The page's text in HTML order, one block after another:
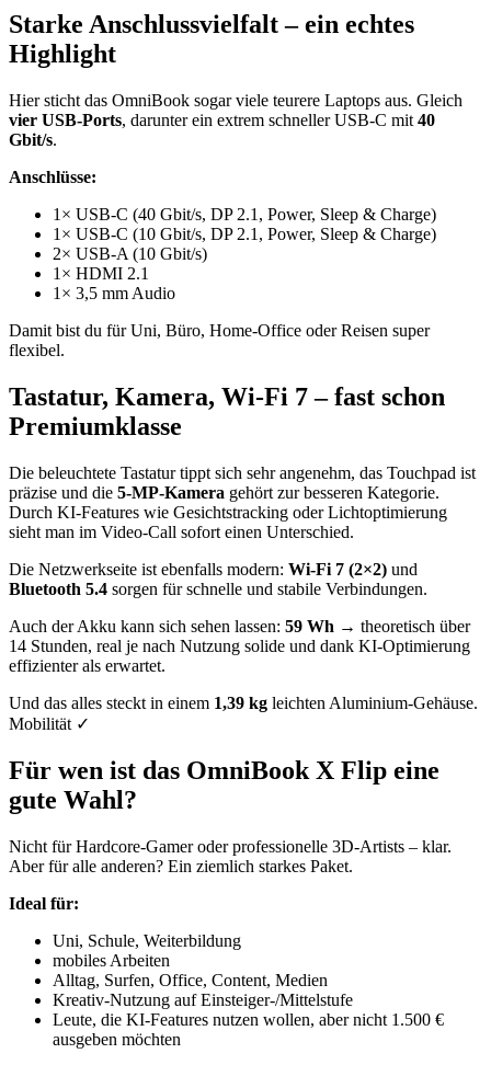
Starke Anschlussvielfalt – ein echtes
Highlight
Hier sticht das OmniBook sogar viele teurere Laptops aus. Gleich
vier USB-Ports, darunter ein extrem schneller USB-C mit 40
Gbit/s.
Anschlüsse:
1× USB-C (40 Gbit/s, DP 2.1, Power, Sleep & Charge)
1× USB-C (10 Gbit/s, DP 2.1, Power, Sleep & Charge)
2× USB-A (10 Gbit/s)
1× HDMI 2.1
1× 3,5 mm Audio
Damit bist du für Uni, Büro, Home-Office oder Reisen super
flexibel.
Tastatur, Kamera, Wi-Fi 7 – fast schon
Premiumklasse
Die beleuchtete Tastatur tippt sich sehr angenehm, das Touchpad ist
präzise und die 5-MP-Kamera gehört zur besseren Kategorie.
Durch KI-Features wie Gesichtstracking oder Lichtoptimierung
sieht man im Video-Call sofort einen Unterschied.
Die Netzwerkseite ist ebenfalls modern: Wi-Fi 7 (2×2) und
Bluetooth 5.4 sorgen für schnelle und stabile Verbindungen.
Auch der Akku kann sich sehen lassen: 59 Wh → theoretisch über
14 Stunden, real je nach Nutzung solide und dank KI-Optimierung
effizienter als erwartet.
Und das alles steckt in einem 1,39 kg leichten Aluminium-Gehäuse.
Mobilität ✓
Für wen ist das OmniBook X Flip eine
gute Wahl?
Nicht für Hardcore-Gamer oder professionelle 3D-Artists – klar.
Aber für alle anderen? Ein ziemlich starkes Paket.
Ideal für:
Uni, Schule, Weiterbildung
mobiles Arbeiten
Alltag, Surfen, Office, Content, Medien
Kreativ-Nutzung auf Einsteiger-/Mittelstufe
Leute, die KI-Features nutzen wollen, aber nicht 1.500 €
ausgeben möchten